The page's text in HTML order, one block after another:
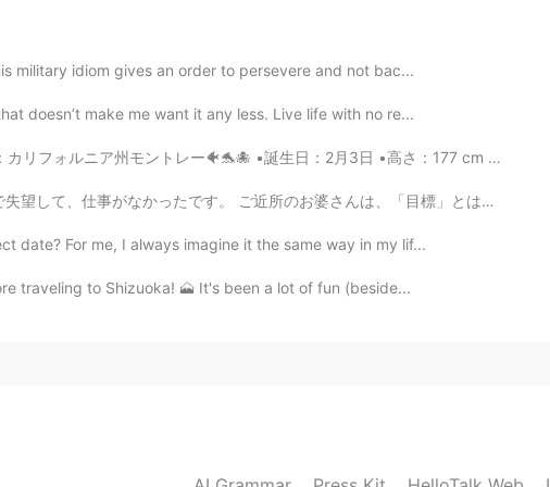
ともだちのしゃしんをとりました You are correct ☆
日本語(にほんご)でもネオンライトで通(つう)じますよ😊た
military idiom gives an order to persevere and not bac...
doesn’t make me want it any less. Live life with no re...
🐠🐬🐙 •誕生日：2月3日 •高さ：177 cm •目の色：ブラウン/グリーン •髪の色：ブリーチブロンド •好きな色：グリ...
近所のお婆さんは、「目標」とは簡単に 達成できないのが人生だ！とフガフガ説教。 お婆さんには、数十年経ってもまだ達成出...
date? For me, I always imagine it the same way in my lif...
traveling to Shizuoka! 🗻 It's been a lot of fun (beside...